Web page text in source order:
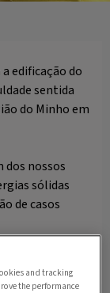
edificação do
sentida
do Minho em
dos nossos
sólidas
de casos
and tracking
the performance